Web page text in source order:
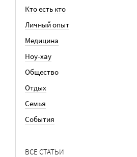
Кто есть кто
Личный опыт
Медицина
Ноу-хау
Общество
Отдых
Семья
События
ВСЕ СТАТЬИ